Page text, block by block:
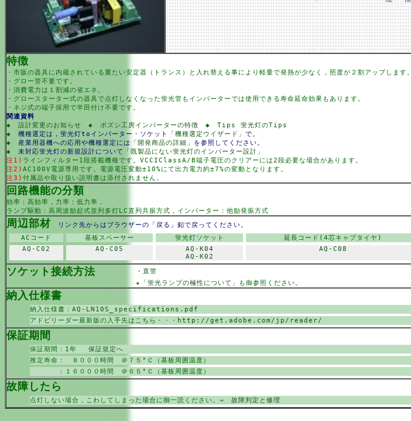
特徴
・市販の器具に内蔵されている重たい安定器（トランス）と入れ替える事により軽量で発熱が少なく，照度が２割アップします。
・グロー管不要です。
・消費電力は１割減の省エネ。
・グロースターター式の器具で点灯しなくなった蛍光管もインバーターでは使用できる寿命延命効果もあります。
・ネジ式の端子採用で半田付け不要です。
関連資料
◆ 設計変更のお知らせ ◆ ボズシ工房インバーターの特徴 ◆ Tips 蛍光灯のTips
◆ 機種選定は，蛍光灯toインバーター・ソケット 「機種選定ウイザード」 で。
◆ 産業用器機への応用や機種選定には 「開発商品の詳細」 を参照してください。
◆ 未対応蛍光灯の新規設計について
「既製品にない蛍光灯のインバーター設計」
注1) ラインフィルター1段搭載機種です。VCCIClassA/B端子電圧のクリアーには2段必要な場合があります。
注2) AC100V電源専用です。電源電圧変動±10%にて出力電力約±7%の変動となります。
注3) 付属品や取り扱い説明書は添付されません。
回路機能の分類
効率：高効率，力率：低力率，
ランプ駆動：高周波励起式並列多灯LC直列共振方式，インバーター：他励発振方式
周辺部材 リンク先からはブラウザーの「戻る」釦で戻ってください。
ACコード
基板スペーサー 蛍光灯ソケット
延長コード(4芯キャプタイヤ)
AQ-C02
AQ-C05
AQ-K04
AQ-K02
AQ-C08
ソケット接続方法 ・ 直管
★
「蛍光ランプの極性について」 も御参照ください。
納入仕様書
納入仕様書： AQ-LN10S_specifications.pdf
アドビリーダー最新版の入手先はこちら・・・ http://get.adobe.com/jp/reader/
保証期間
保証期間：1年
保証規定へ
推定寿命： ８０００時間 ＠７５°Ｃ（基板周囲温度）
：１６０００時間 ＠６５°Ｃ（基板周囲温度）
故障したら
点灯しない場合，こわしてしまった場合に御一読ください。→ 故障判定と修理